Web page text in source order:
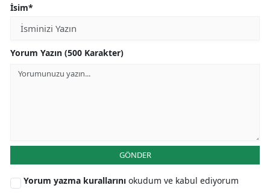
İsim*
Yorum Yazın (500 Karakter)
GÖNDER
Yorum yazma kurallarını okudum ve kabul ediyorum